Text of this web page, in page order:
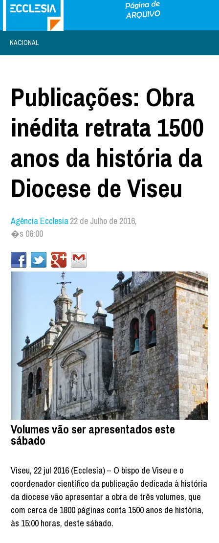
NACIONAL
Publicações: Obra
inédita retrata 1500
anos da história da
Diocese de Viseu
Agência Ecclesia22 de Julho de 2016,
�s 06:00
Volumes vão ser apresentados este
sábado
Viseu, 22 jul 2016 (Ecclesia) – O bispo de Viseu e o
coordenador científico da publicação dedicada à história
da diocese vão apresentar a obra de três volumes, que
com cerca de 1800 páginas conta 1500 anos de história,
às 15:00 horas, deste sábado.